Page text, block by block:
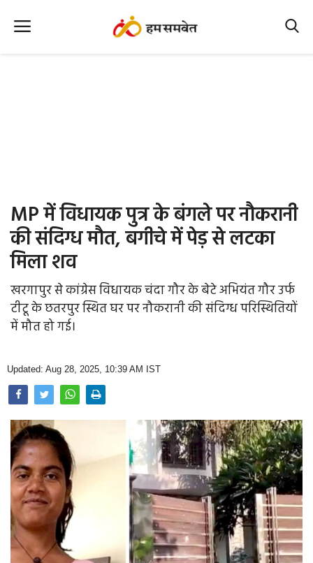
Office Office
Political Gossips
Farm & Food
Opinion
Photo Gallery
Home
MP में विधायक पुत्र के बंगले पर नौकरानी
की संदिग्ध मौत, बगीचे में पेड़ से लटका
मिला शव
खरगापुर से कांग्रेस विधायक चंदा गौर के बेटे अभियंत गौर उर्फ
टीटू के छतरपुर स्थित घर पर नौकरानी की संदिग्ध परिस्थितियों
में मौत हो गई।
Updated: Aug 28, 2025, 10:39 AM IST